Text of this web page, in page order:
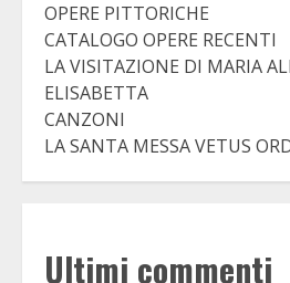
OPERE PITTORICHE
CATALOGO OPERE RECENTI
LA VISITAZIONE DI MARIA
ELISABETTA
CANZONI
LA SANTA MESSA VETUS
Ultimi commenti